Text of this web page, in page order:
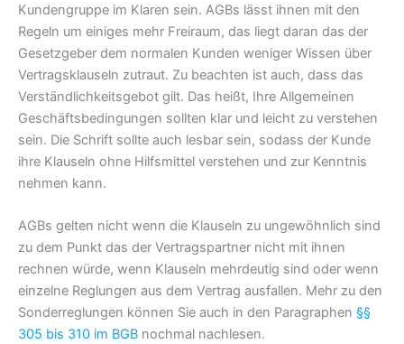
Kundengruppe im Klaren sein. AGBs lässt ihnen mit den
Regeln um einiges mehr Freiraum, das liegt daran das der
Gesetzgeber dem normalen Kunden weniger Wissen über
Vertragsklauseln zutraut. Zu beachten ist auch, dass das
Verständlichkeitsgebot gilt. Das heißt, Ihre Allgemeinen
Geschäftsbedingungen sollten klar und leicht zu verstehen
sein. Die Schrift sollte auch lesbar sein, sodass der Kunde
ihre Klauseln ohne Hilfsmittel verstehen und zur Kenntnis
nehmen kann.
AGBs gelten nicht wenn die Klauseln zu ungewöhnlich sind
zu dem Punkt das der Vertragspartner nicht mit ihnen
rechnen würde, wenn Klauseln mehrdeutig sind oder wenn
einzelne Reglungen aus dem Vertrag ausfallen. Mehr zu den
Sonderreglungen können Sie auch in den Paragraphen §§
305 bis 310 im BGB nochmal nachlesen.